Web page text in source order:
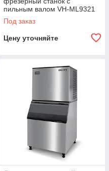
пильным валом VH-ML9321
Под заказ
Цену уточняйте